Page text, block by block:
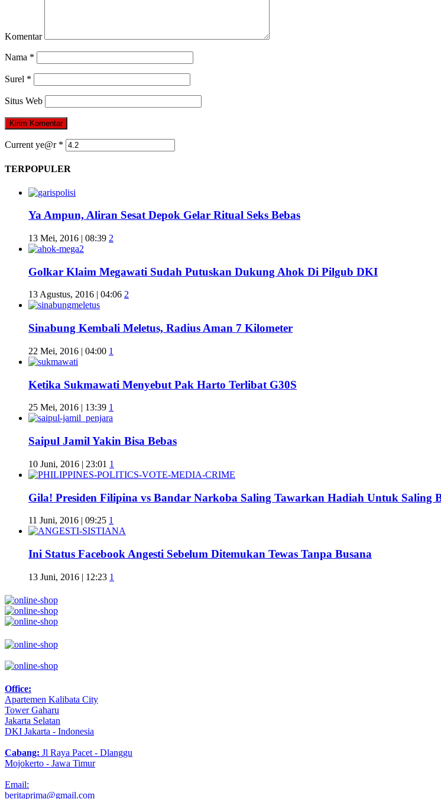
Komentar
Nama *
Surel *
Situs Web
Current ye@r *
TERPOPULER
Ya Ampun, Aliran Sesat Depok Gelar Ritual Seks Bebas
13 Mei, 2016 | 08:39 2
Golkar Klaim Megawati Sudah Putuskan Dukung Ahok Di Pilgub DKI
13 Agustus, 2016 | 04:06 2
Sinabung Kembali Meletus, Radius Aman 7 Kilometer
22 Mei, 2016 | 04:00 1
Ketika Sukmawati Menyebut Pak Harto Terlibat G30S
25 Mei, 2016 | 13:39 1
Saipul Jamil Yakin Bisa Bebas
10 Juni, 2016 | 23:01 1
Gila! Presiden Filipina vs Bandar Narkoba Saling Tawarkan Hadiah Untuk Saling
11 Juni, 2016 | 09:25 1
Ini Status Facebook Angesti Sebelum Ditemukan Tewas Tanpa Busana
13 Juni, 2016 | 12:23 1
Office:
Apartemen Kalibata City
Tower Gaharu
Jakarta Selatan
DKI Jakarta - Indonesia
Cabang: Jl Raya Pacet - Dlanggu
Mojokerto - Jawa Timur
Email:
beritaprima@gmail.com